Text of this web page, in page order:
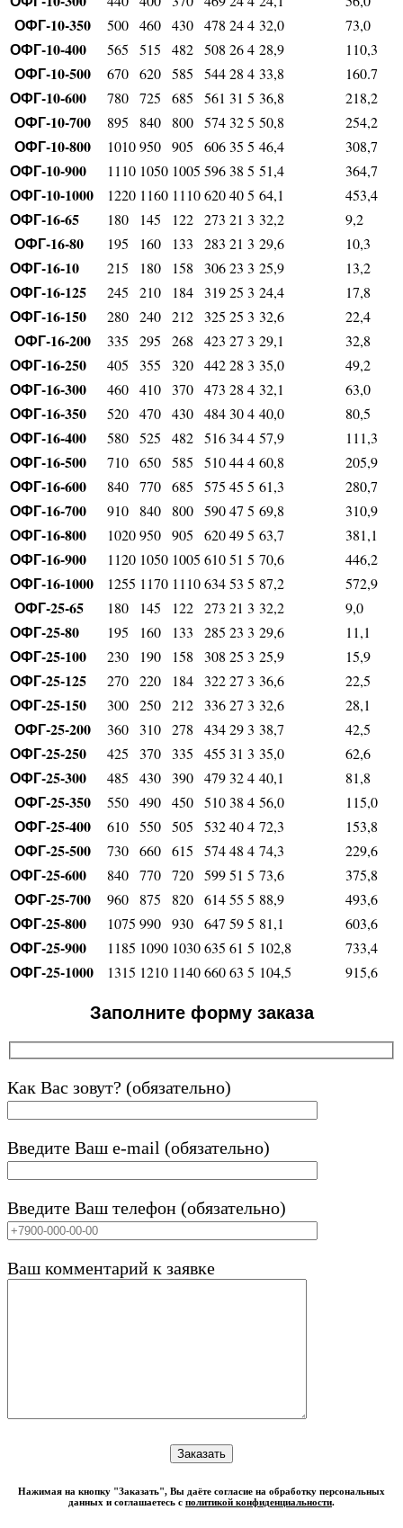
ОФГ-10-350 500 460 430 478 244 32,0 73,0
ОФГ-10-400 565 515 482 508 264 28,9 110,3
ОФГ-10-500 670 620 585 54428 4 33,8 160.7
ОФГ-10-600 780 725 685 561 31 5 36,8 218,2
ОФГ-10-700 895 840 800 574325 50,8 254,2
ОФГ-10-800 1010950 905 60635 5 46,4 308,7
ОФГ-10-900 1110 1050 1005 59638 5 51,4 364,7
ОФГ-10-1000 1220 1160 1110620405 64,1 453,4
ОФГ-16-65 180 145 122 273 21 3 32,2 9,2
ОФГ-16-80 195 160 133 283 21 3 29,6 10,3
ОФГ-16-10 215 180 158 30623 3 25,9 13,2
ОФГ-16-125 245 210 184 31925 3 24,4 17,8
ОФГ-16-150 280 240 212 325 25 3 32,6 22,4
ОФГ-16-200 335 295 268 423 27 3 29,1 32,8
ОФГ-16-250 405 355 320 44228 3 35,0 49,2
ОФГ-16-300 460 410 370 473 28 4 32,1 63,0
ОФГ-16-350 520 470 430 484304 40,0 80,5
ОФГ-16-400 580 525 482 516344 57,9 111,3
ОФГ-16-500 710 650 585 510444 60,8 205,9
ОФГ-16-600 840 770 685 575 45 5 61,3 280,7
ОФГ-16-700 910 840 800 59047 5 69,8 310,9
ОФГ-16-800 1020950 905 620495 63,7 381,1
ОФГ-16-900 1120 1050 1005 61051 5 70,6 446,2
ОФГ-16-1000 1255 1170 111063453 5 87,2 572,9
ОФГ-25-65 180 145 122 273 21 3 32,2 9,0
ОФГ-25-80 195 160 133 285 23 3 29,6 11,1
ОФГ-25-100 230 190 158 308 25 3 25,9 15,9
ОФГ-25-125 270 220 184 32227 3 36,6 22,5
ОФГ-25-150 300 250 212 33627 3 32,6 28,1
ОФГ-25-200 360 310 278 434293 38,7 42,5
ОФГ-25-250 425 370 335 455 31 3 35,0 62,6
ОФГ-25-300 485 430 390 479324 40,1 81,8
ОФГ-25-350 550 490 450 51038 4 56,0 115,0
ОФГ-25-400 610 550 505 532404 72,3 153,8
ОФГ-25-500 730 660 615 57448 4 74,3 229,6
ОФГ-25-600 840 770 720 59951 5 73,6 375,8
ОФГ-25-700 960 875 820 61455 5 88,9 493,6
ОФГ-25-800 1075 990 930 647 595 81,1 603,6
ОФГ-25-900 1185 1090 1030635 61 5 102,8 733,4
ОФГ-25-1000 1315 1210 114066063 5 104,5 915,6
Заполните форму заказа
Как Вас зовут? (обязательно)
Введите Ваш e-mail (обязательно)
Введите Ваш телефон (обязательно)
Ваш комментарий к заявке
Нажимая на кнопку "Заказать", Вы даёте согласие на обработку персональных
данных и соглашаетесь с политикой конфиденциальности.